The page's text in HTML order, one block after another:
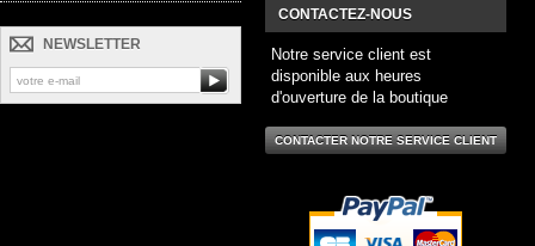
NEWSLETTER
CONTACTEZ-NOUS
Notre service client est
disponible aux heures
d'ouverture de la boutique
CONTACTER NOTRE SERVICE CLIENT